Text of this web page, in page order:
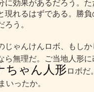
に効果があるだろう。
現れるはずである。勝
ろう。
ゃんけんロボ、もし
ら無理だ。ご当地人形
ちゃん人形 ロボだ
いったか。